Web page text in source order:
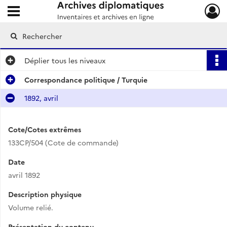
Archives diplomatiques
Ouvrir le menu déroulant
Déplier tous les niveaux
Correspondance politique / Turquie
1892, avril
Cote/Cotes extrêmes
133CP/504 (Cote de commande)
Date
avril 1892
Description physique
Volume relié.